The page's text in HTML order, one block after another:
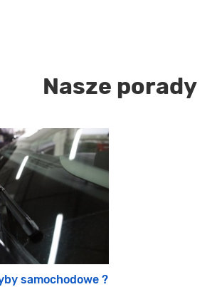
Nasze porady
samochodowe ?